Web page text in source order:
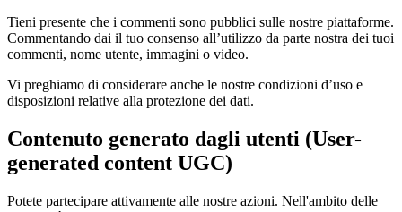
Tieni presente che i commenti sono pubblici sulle nostre piattaforme.
Commentando dai il tuo consenso all’utilizzo da parte nostra dei tuoi
commenti, nome utente, immagini o video.
Vi preghiamo di considerare anche le nostre condizioni d’uso e
disposizioni relative alla protezione dei dati.
Contenuto generato dagli utenti (User-
generated content UGC)
Potete partecipare attivamente alle nostre azioni. Nell'ambito delle